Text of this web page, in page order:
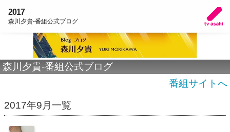
2017
森川夕貴-番組公式ブログ
森川夕貴-番組公式ブログ
番組サイトへ
2017年9月一覧